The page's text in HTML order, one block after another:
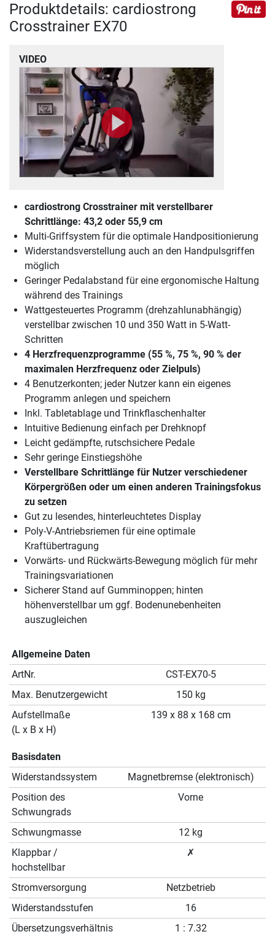
Produktdetails: cardiostrong
Crosstrainer EX70
VIDEO
cardiostrong Crosstrainer mit verstellbarer
Schrittlänge: 43,2 oder 55,9 cm
Multi-Griffsystem für die optimale Handpositionierung
Widerstandsverstellung auch an den Handpulsgriffen
möglich
Geringer Pedalabstand für eine ergonomische Haltung
während des Trainings
Wattgesteuertes Programm (drehzahlunabhängig)
verstellbar zwischen 10 und 350 Watt in 5-Watt-
Schritten
4 Herzfrequenzprogramme (55 %, 75 %, 90 % der
maximalen Herzfrequenz oder Zielpuls)
4 Benutzerkonten; jeder Nutzer kann ein eigenes
Programm anlegen und speichern
Inkl. Tabletablage und Trinkflaschenhalter
Intuitive Bedienung einfach per Drehknopf
Leicht gedämpfte, rutschsichere Pedale
Sehr geringe Einstiegshöhe
Verstellbare Schrittlänge für Nutzer verschiedener
Körpergrößen oder um einen anderen Trainingsfokus
zu setzen
Gut zu lesendes, hinterleuchtetes Display
Poly-V-Antriebsriemen für eine optimale
Kraftübertragung
Vorwärts- und Rückwärts-Bewegung möglich für mehr
Trainingsvariationen
Sicherer Stand auf Gumminoppen; hinten
höhenverstellbar um ggf. Bodenunebenheiten
auszugleichen
Allgemeine Daten
ArtNr.
CST-EX70-5
Max. Benutzergewicht
150 kg
Aufstellmaße
(L x B x H)
139 x 88 x 168 cm
Basisdaten
Widerstandssystem
Magnetbremse (elektronisch)
Position des
Schwungrads
Vorne
Schwungmasse
12 kg
Klappbar /
hochstellbar
✗
Stromversorgung
Netzbetrieb
Widerstandsstufen
16
Übersetzungsverhältnis
1 : 7.32